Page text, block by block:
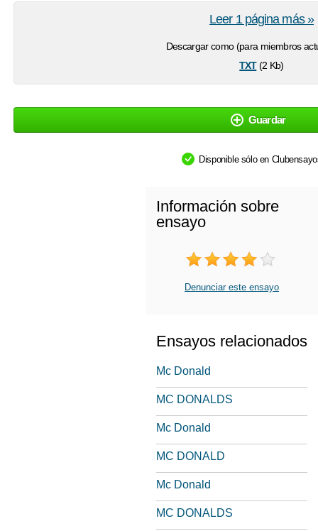
Descargar como (para miembros
txt(2 Kb)
Leer 1 página más »
Guardar
Disponible sólo en
Información sobre
ensayo
Denunciar este ensayo
Ensayos relacionados
Mc Donald
MC DONALDS
Mc Donald
MC DONALD
Mc Donald
MC DONALDS